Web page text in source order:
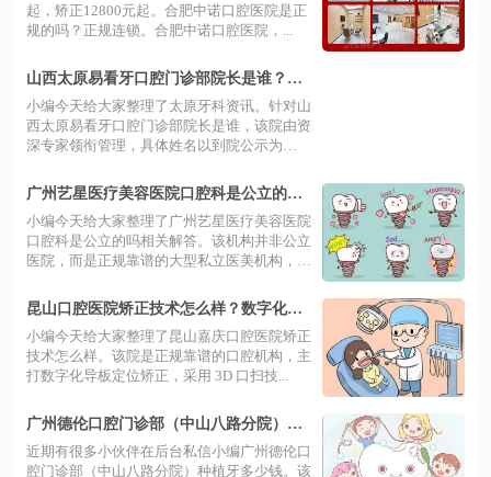
起，矫正12800元起。合肥中诺口腔医院是正
规的吗？正规连锁。合肥中诺口腔医院，...
山西太原易看牙口腔门诊部院长是谁？资
深专家领衔数字化种植技术精准高效
小编今天给大家整理了太原牙科资讯。针对山
西太原易看牙口腔门诊部院长是谁，该院由资
深专家领衔管理，具体姓名以到院公示为
广州艺星医疗美容医院口腔科是公立的
吗？非公立但技术靠谱，数字化种植矫正
效果佳
小编今天给大家整理了广州艺星医疗美容医院
口腔科是公立的吗相关解答。该机构并非公立
医院，而是正规靠谱的大型私立医美机构，
昆山口腔医院矫正技术怎么样？数字化精
准方案高效排齐牙齿
小编今天给大家整理了昆山嘉庆口腔医院矫正
技术怎么样。该院是正规靠谱的口腔机构，主
打数字化导板定位矫正，采用 3D 口扫技...
广州德伦口腔门诊部（中山八路分院）种
植牙多少钱？单颗 3980 元起，缺牙修复方
案让笑容更自信！
近期有很多小伙伴在后台私信小编广州德伦口
腔门诊部（中山八路分院）种植牙多少钱。该